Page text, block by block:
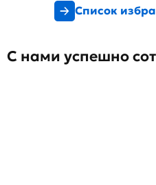
Список
С нами успешно